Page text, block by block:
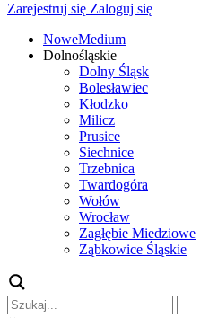
Zarejestruj się Zaloguj się
NoweMedium
Dolnośląskie
Dolny Śląsk
Bolesławiec
Kłodzko
Milicz
Prusice
Siechnice
Trzebnica
Twardogóra
Wołów
Wrocław
Zagłębie Miedziowe
Ząbkowice Śląskie